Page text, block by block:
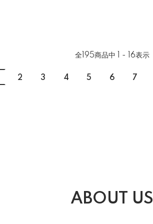
全195商品中 1 - 16表示
2 3 4 5 6 7
ABOUT US